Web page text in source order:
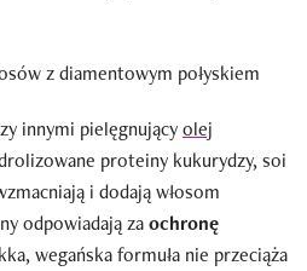
innymi pielęgnującyolej
proteiny kukurydzy, soi
i dodają włosom
odpowiadają zaochronę
wegańska formuła nie przeciąża